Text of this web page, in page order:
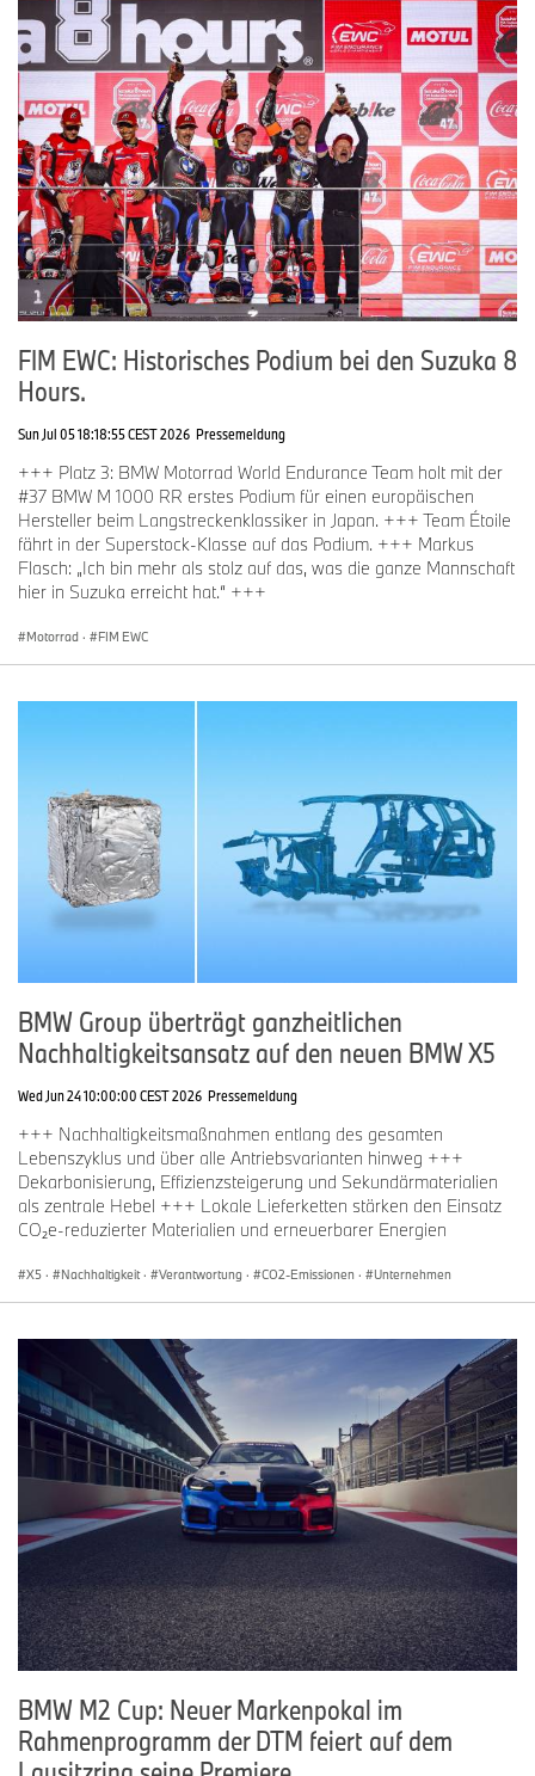
FIM EWC: Historisches Podium bei den Suzuka 8
Hours.
Sun Jul 05 18:18:55 CEST 2026 Pressemeldung
+++ Platz 3: BMW Motorrad World Endurance Team holt mit der
#37 BMW M 1000 RR erstes Podium für einen europäischen
Hersteller beim Langstreckenklassiker in Japan. +++ Team Étoile
fährt in der Superstock-Klasse auf das Podium. +++ Markus
Flasch: „Ich bin mehr als stolz auf das, was die ganze Mannschaft
hier in Suzuka erreicht hat.“ +++
Motorrad · FIM EWC
BMW Group überträgt ganzheitlichen
Nachhaltigkeitsansatz auf den neuen BMW X5
Wed Jun 24 10:00:00 CEST 2026 Pressemeldung
+++ Nachhaltigkeitsmaßnahmen entlang des gesamten
Lebenszyklus und über alle Antriebsvarianten hinweg +++
Dekarbonisierung, Effizienzsteigerung und Sekundärmaterialien
als zentrale Hebel +++ Lokale Lieferketten stärken den Einsatz
CO₂e-reduzierter Materialien und erneuerbarer Energien
X5 · Nachhaltigkeit · Verantwortung · CO2-Emissionen · Unternehmen
BMW M2 Cup: Neuer Markenpokal im
Rahmenprogramm der DTM feiert auf dem